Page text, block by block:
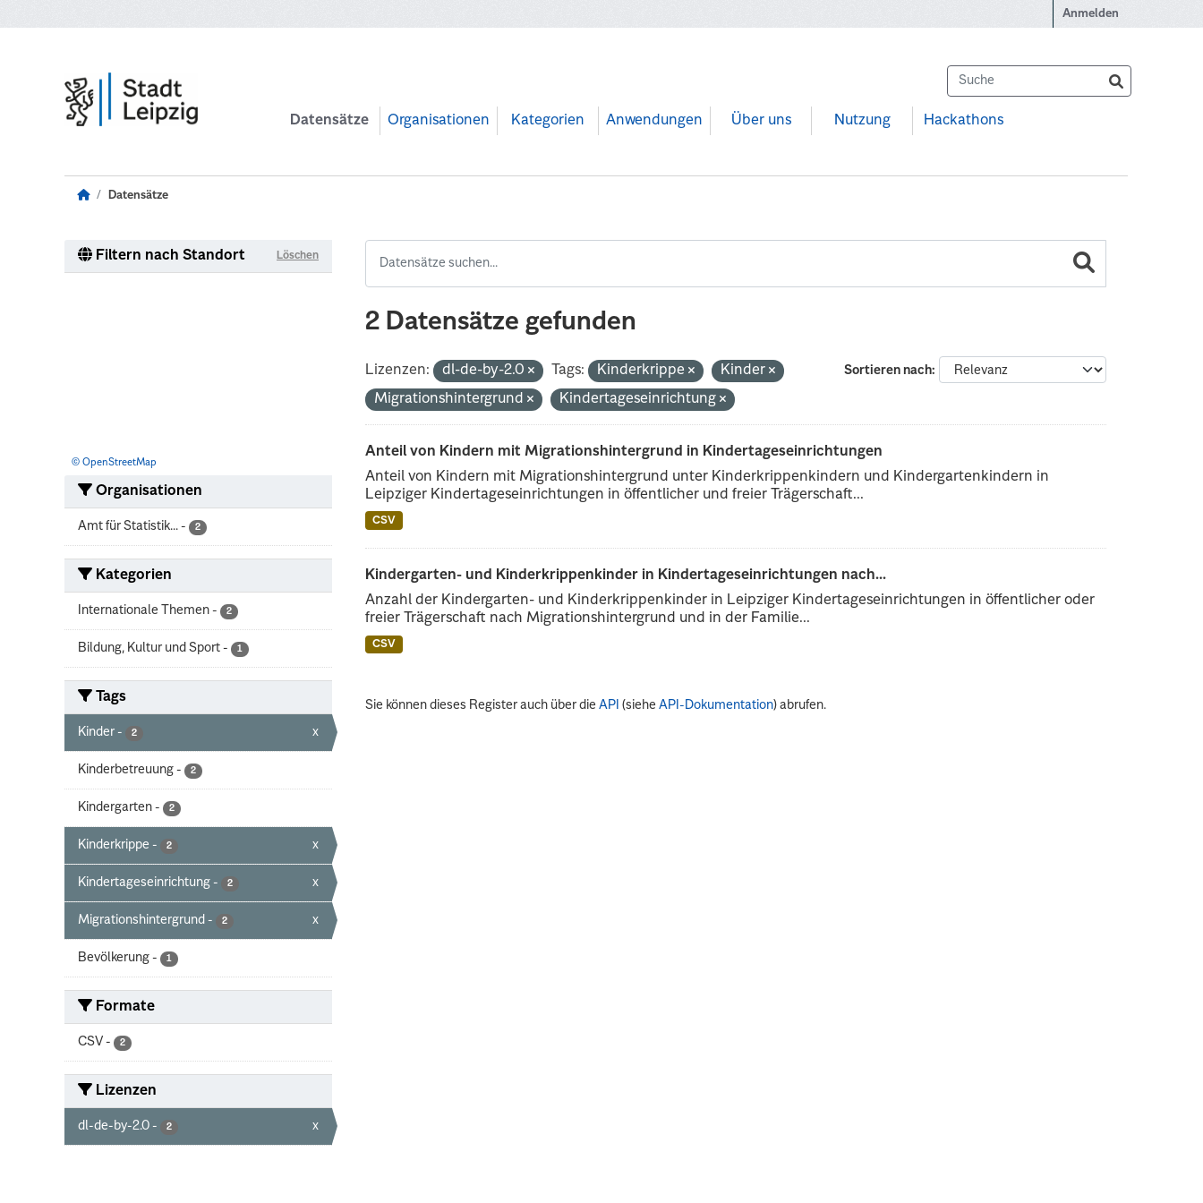
Anmelden
Datensätze Organisationen Kategorien Anwendungen Über uns Nutzung Hackathons
Datensätze
Filtern nach Standort Löschen
© OpenStreetMap
Organisationen
Amt für Statistik... - 2
Kategorien
Internationale Themen - 2
Bildung, Kultur und Sport - 1
Tags
Kinder - 2 x
Kinderbetreuung - 2
Kindergarten - 2
Kinderkrippe - 2 x
Kindertageseinrichtung - 2 x
Migrationshintergrund - 2 x
Bevölkerung - 1
Formate
CSV - 2
Lizenzen
dl-de-by-2.0 - 2 x
2 Datensätze gefunden
Sortieren nach
Lizenzen: dl-de-by-2.0 Tags: Kinderkrippe
Kinder
Migrationshintergrund
Kindertageseinrichtung
Anteil von Kindern mit Migrationshintergrund in Kindertageseinrichtungen
Anteil von Kindern mit Migrationshintergrund unter Kinderkrippenkindern und Kindergartenkindern in
Leipziger Kindertageseinrichtungen in öffentlicher und freier Trägerschaft...
CSV
Kindergarten- und Kinderkrippenkinder in Kindertageseinrichtungen nach...
Anzahl der Kindergarten- und Kinderkrippenkinder in Leipziger Kindertageseinrichtungen in öffentlicher oder
freier Trägerschaft nach Migrationshintergrund und in der Familie...
CSV
Sie können dieses Register auch über dieAPI (sieheAPI-Dokumentation) abrufen.